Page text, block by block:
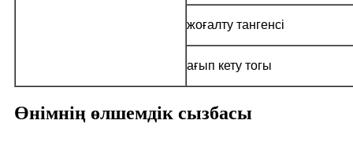
жоғалту тангенсі
ағып кету тогы
Өнімнің өлшемдік сызбасы